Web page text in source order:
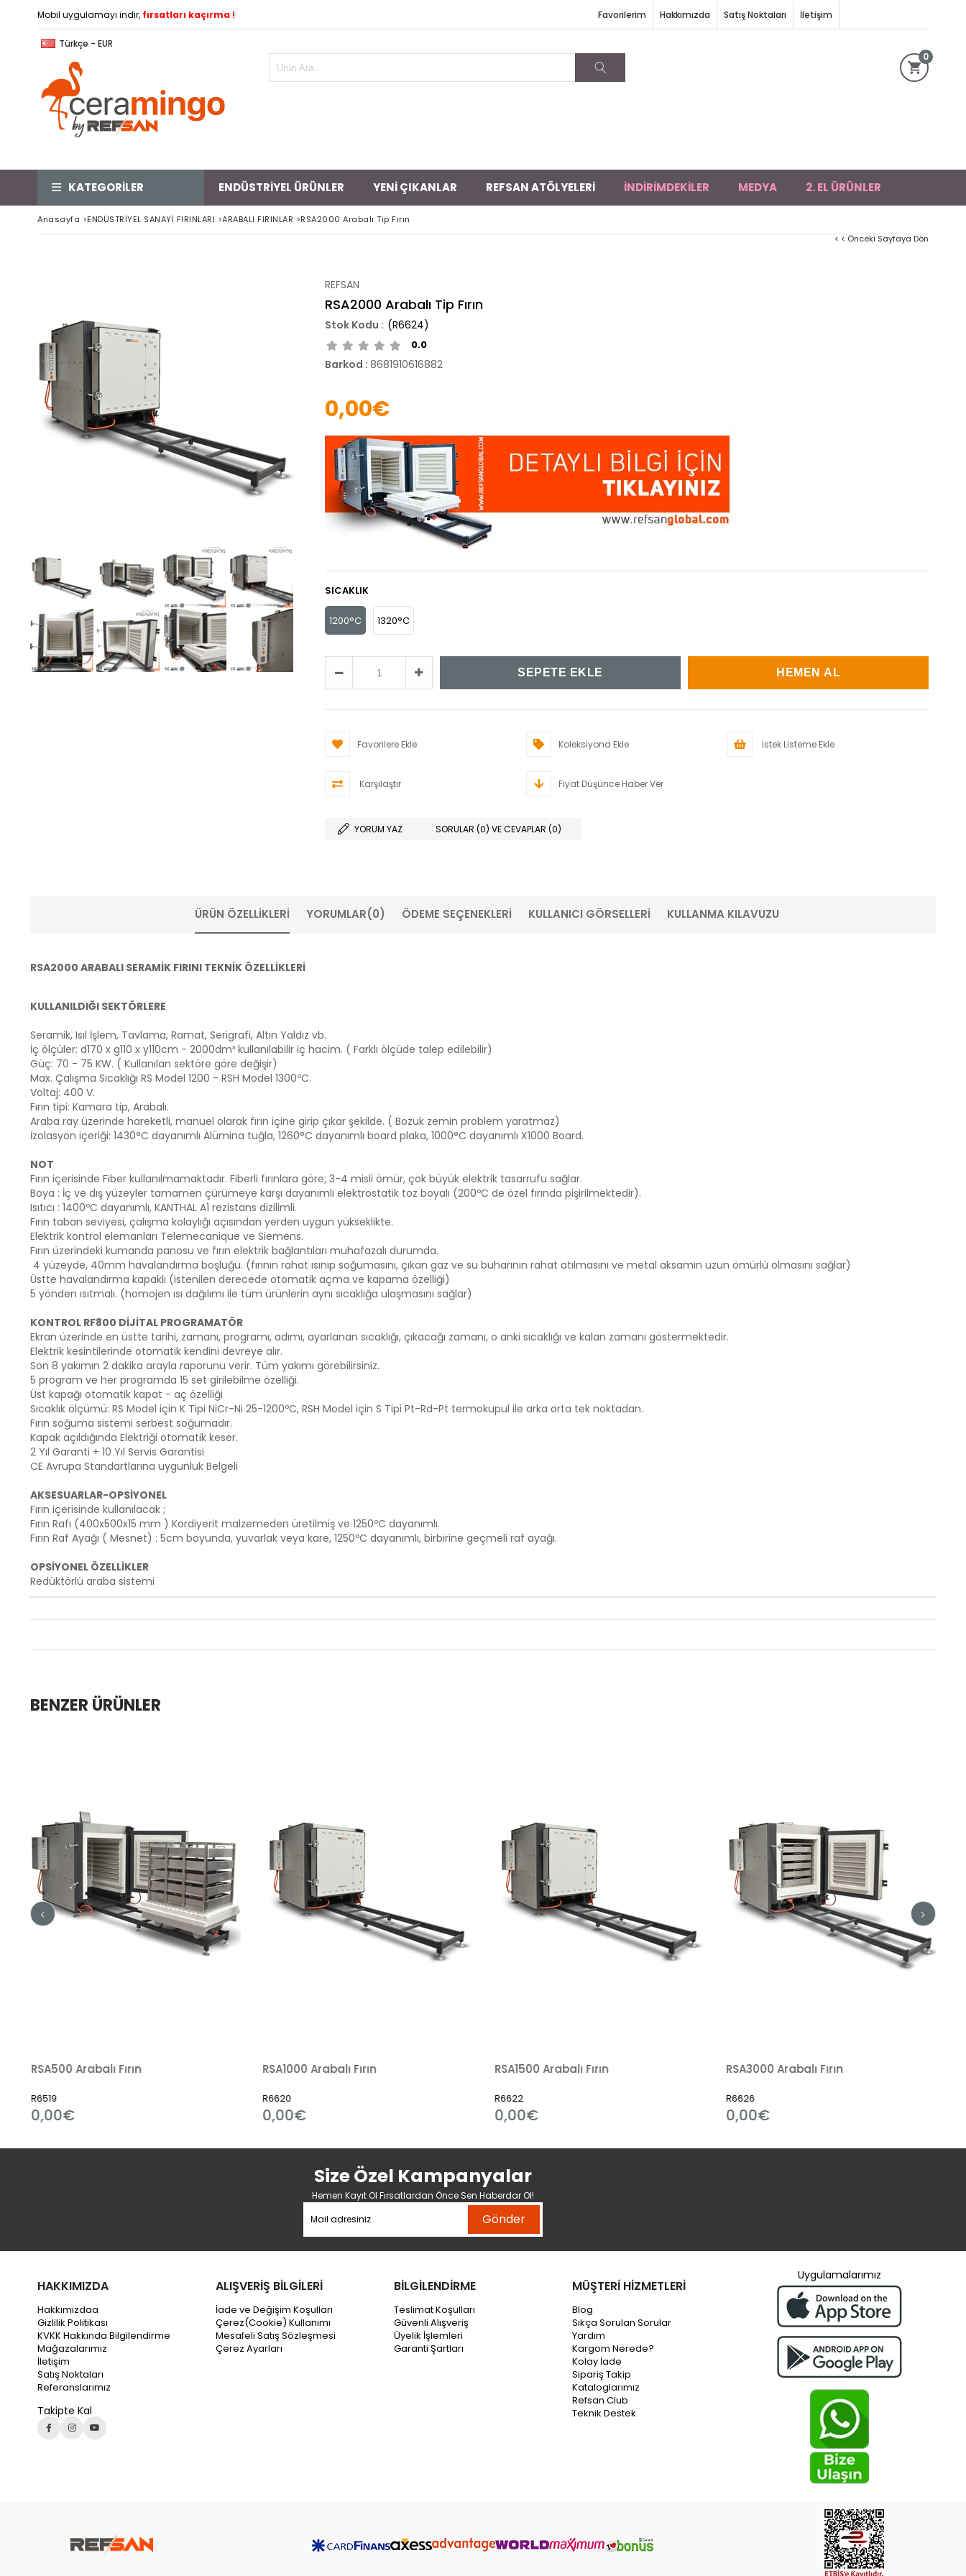
Mobil uygulamayı indir, fırsatları kaçırma ! Hakkımızda Satış Noktaları İletişim
Favorilerim
Türkçe - EUR
0
KATEGORİLER ENDÜSTRİYEL ÜRÜNLER YENİ ÇIKANLAR REFSAN ATÖLYELERİ İNDİRİMDEKİLER MEDYA 2. EL ÜRÜNLER
Anasayfa >ENDÜSTRİYEL SANAYİ FIRINLARI >ARABALI FIRINLAR >RSA2000 Arabalı Tip Fırın
< < Önceki Sayfaya Dön
REFSAN
RSA2000 Arabalı Tip Fırın
(R6624)
0.0
Barkod : 8681910616882
0,00€
SICAKLIK
1200°C 1320°C
Favorilere Ekle Koleksiyona Ekle İstek Listeme Ekle
Karşılaştır Fiyat Düşünce Haber Ver
YORUM YAZ SORULAR (0) VE CEVAPLAR (0)
ÜRÜN ÖZELLIKLERI YORUMLAR(0) ÖDEME SEÇENEKLERI KULLANICI GÖRSELLERİ KULLANMA KILAVUZU
RSA2000 ARABALI SERAMİK FIRINI TEKNİK ÖZELLİKLERİ
KULLANILDIĞI SEKTÖRLERE
Seramik, Isıl İşlem, Tavlama, Ramat, Serigrafi, Altın Yaldız vb.
İç ölçüler: d170 x g110 x y110cm - 2000dm³ kullanılabilir iç hacim. ( Farklı ölçüde talep edilebilir)
Güç: 70 - 75 KW. ( Kullanılan sektöre göre değişir)
Max. Çalışma Sıcaklığı RS Model 1200 - RSH Model 1300ºC.
Voltaj: 400 V.
Fırın tipi: Kamara tip, Arabalı.
Araba ray üzerinde hareketli, manuel olarak fırın içine girip çıkar şekilde. ( Bozuk zemin problem yaratmaz)
İzolasyon içeriği: 1430°C dayanımlı Alümina tuğla, 1260°C dayanımlı board plaka, 1000°C dayanımlı X1000 Board.
NOT
Fırın içerisinde Fiber kullanılmamaktadır. Fiberli fırınlara göre; 3-4 misli ömür, çok büyük elektrik tasarrufu sağlar.
Boya : İç ve dış yüzeyler tamamen çürümeye karşı dayanımlı elektrostatik toz boyalı (200ºC de özel fırında pişirilmektedir).
Isıtıcı : 1400ºC dayanımlı, KANTHAL A1 rezistans dizilimli.
Fırın taban seviyesi, çalışma kolaylığı açısından yerden uygun yükseklikte.
Elektrik kontrol elemanları Telemecanique ve Siemens.
Fırın üzerindeki kumanda panosu ve fırın elektrik bağlantıları muhafazalı durumda.
4 yüzeyde, 40mm havalandırma boşluğu. (fırının rahat ısınıp soğumasını, çıkan gaz ve su buharının rahat atılmasını ve metal aksamın uzun ömürlü olmasını sağlar)
Üstte havalandırma kapaklı (istenilen derecede otomatik açma ve kapama özelliği)
5 yönden ısıtmalı. (homojen ısı dağılımı ile tüm ürünlerin aynı sıcaklığa ulaşmasını sağlar)
KONTROL RF800 DİJİTAL PROGRAMATÖR
Ekran üzerinde en üstte tarihi, zamanı, programı, adımı, ayarlanan sıcaklığı, çıkacağı zamanı, o anki sıcaklığı ve kalan zamanı göstermektedir.
Elektrik kesintilerinde otomatik kendini devreye alır.
Son 8 yakımın 2 dakika arayla raporunu verir. Tüm yakımı görebilirsiniz.
5 program ve her programda 15 set girilebilme özelliği.
Üst kapağı otomatik kapat - aç özelliği
Sıcaklık ölçümü: RS Model için K Tipi NiCr-Ni 25-1200ºC, RSH Model için S Tipi Pt-Rd-Pt termokupul ile arka orta tek noktadan.
Fırın soğuma sistemi serbest soğumadır.
Kapak açıldığında Elektriği otomatik keser.
2 Yıl Garanti + 10 Yıl Servis Garantisi
CE Avrupa Standartlarına uygunluk Belgeli
AKSESUARLAR-OPSİYONEL
Fırın içerisinde kullanılacak ;
Fırın Rafı (400x500x15 mm ) Kordiyerit malzemeden üretilmiş ve 1250ºC dayanımlı.
Fırın Raf Ayağı ( Mesnet) : 5cm boyunda, yuvarlak veya kare, 1250ºC dayanımlı, birbirine geçmeli raf ayağı.
OPSİYONEL ÖZELLİKLER
Redüktörlü araba sistemi
BENZER ÜRÜNLER
RSA500 Arabalı Fırın
R6519
0,00€
RSA1000 Arabalı Fırın
R6620
0,00€
RSA1500 Arabalı Fırın
R6622
0,00€
RSA3000 Arabalı Fırın
R6626
0,00€
Size Özel Kampanyalar
Hemen Kayıt Ol Fırsatlardan Önce Sen Haberdar Ol!
Gönder
HAKKIMIZDA
Hakkımızdaa
Gizlilik Politikası
KVKK Hakkında Bilgilendirme
Mağazalarımız
İletişim
Satış Noktaları
Referanslarımız
Takipte Kal
ALIŞVERİŞ BİLGİLERİ
İade ve Değişim Koşulları
Çerez(Cookie) Kullanımı
Mesafeli Satış Sözleşmesi
Çerez Ayarları
BİLGİLENDİRME
Teslimat Koşulları
Güvenli Alışveriş
Üyelik İşlemleri
Garanti Şartları
MÜŞTERİ HİZMETLERİ
Blog
Sıkça Sorulan Sorular
Yardım
Kargom Nerede?
Kolay İade
Sipariş Takip
Kataloglarımız
Refsan Club
Teknik Destek
Uygulamalarımız